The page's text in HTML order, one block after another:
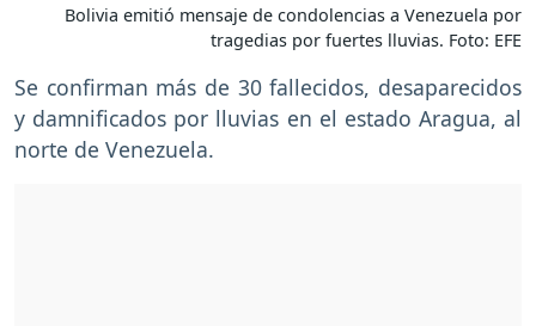
Bolivia emitió mensaje de condolencias a Venezuela por
tragedias por fuertes lluvias. Foto: EFE
Se confirman más de 30 fallecidos, desaparecidos
y damnificados por lluvias en el estado Aragua, al
norte de Venezuela.